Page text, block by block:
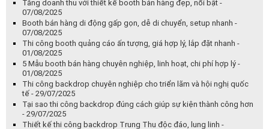
Tăng doanh thu với thiết kế booth bán hàng đẹp, nổi bật -
07/08/2025
Booth bán hàng di động gấp gọn, dễ di chuyển, setup nhanh -
07/08/2025
Thi công booth quảng cáo ấn tượng, giá hợp lý, lắp đặt nhanh -
01/08/2025
5 Mẫu booth bán hàng chuyên nghiệp, linh hoạt, chi phí hợp lý -
01/08/2025
Thi công backdrop chuyên nghiệp cho triển lãm và hội nghị quốc
tế - 29/07/2025
Tại sao thi công backdrop đúng cách giúp sự kiện thành công hơn
- 29/07/2025
Thiết kế thi công backdrop Trung Thu độc đáo, lung linh -